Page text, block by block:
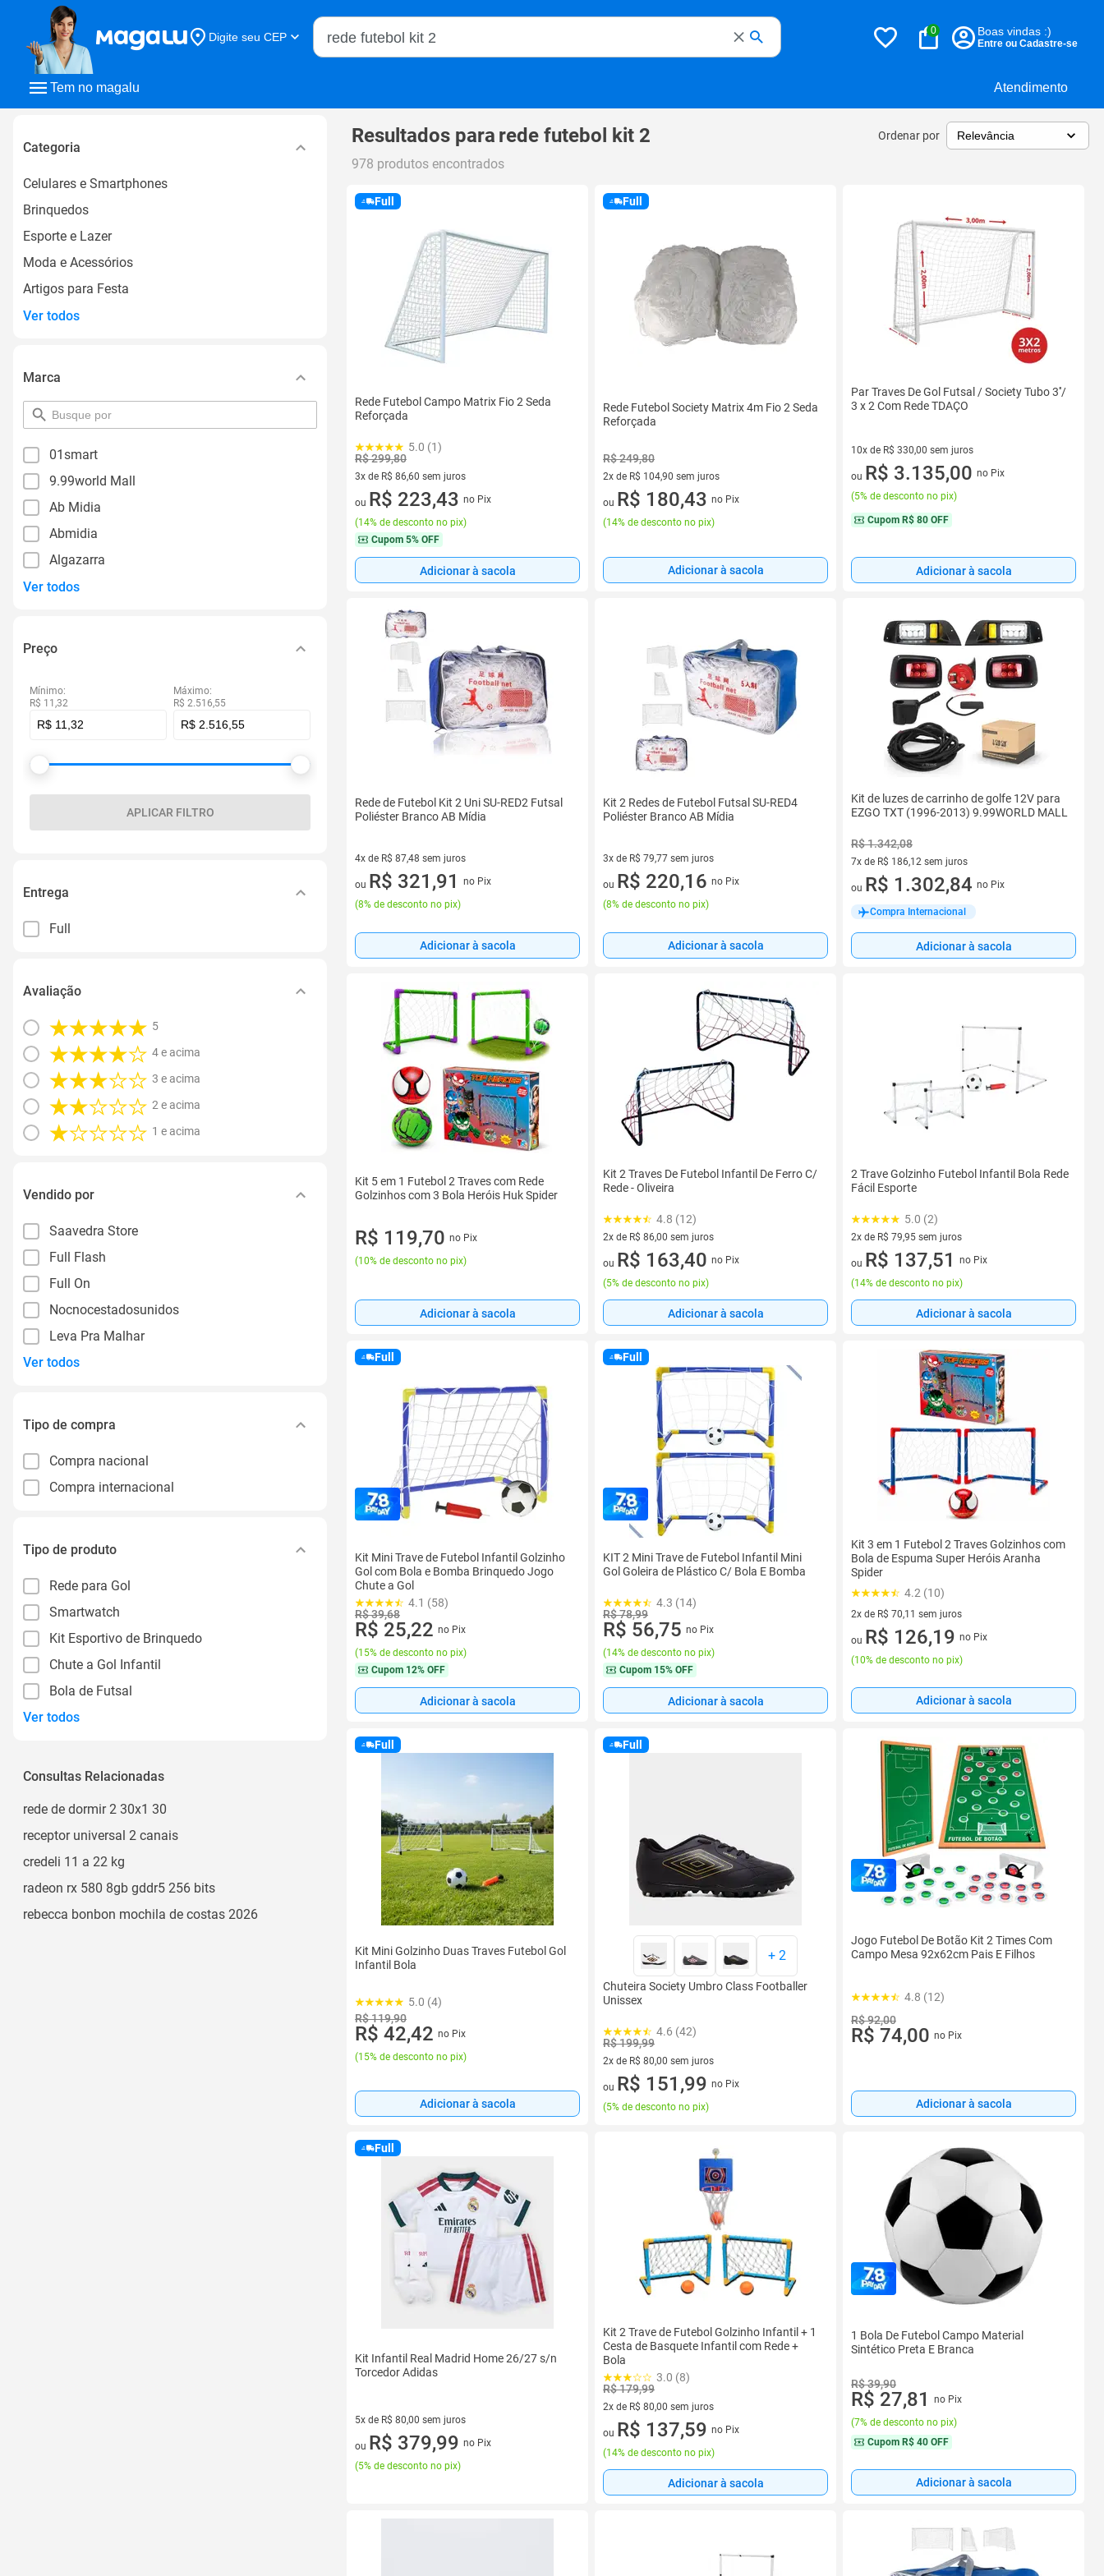
Tem no magalu Atendimento
Digite seu CEP
Buscar no Magalu
0 Boas vindas :)
Entre ou Cadastre-se
Categoria
Celulares e Smartphones
Brinquedos
Esporte e Lazer
Moda e Acessórios
Artigos para Festa
Ver todos
Marca
pesquisar
por
01smart
9.99world Mall
Ab Midia
Abmidia
Algazarra
Ver todos
Preço
Mínimo:
R$ 11,32
Máximo:
R$ 2.516,55
APLICAR FILTRO
Entrega
Full
Avaliação
5
4 e acima
3 e acima
2 e acima
1 e acima
Vendido por
Saavedra Store
Full Flash
Full On
Nocnocestadosunidos
Leva Pra Malhar
Ver todos
Tipo de compra
Compra nacional
Compra internacional
Tipo de produto
Rede para Gol
Smartwatch
Kit Esportivo de Brinquedo
Chute a Gol Infantil
Bola de Futsal
Ver todos
Consultas Relacionadas
rede de dormir 2 30x1 30
receptor universal 2 canais
credeli 11 a 22 kg
radeon rx 580 8gb gddr5 256 bits
rebecca bonbon mochila de costas 2026
Resultados para rede futebol kit 2 Ordenar por
978 produtos encontrados
Full
Rede Futebol Campo Matrix Fio 2 Seda
Reforçada
5.0 (1)
R$ 299,80
3x de R$ 86,60 sem juros
3 vez de R$ 86,60 sem juros
ou R$ 223,43 no Pix
(14% de desconto no pix)
Cupom 5% OFF
Adicionar à sacola
Full
Rede Futebol Society Matrix 4m Fio 2 Seda
Reforçada
R$ 249,80
2x de R$ 104,90 sem juros
2 vez de R$ 104,90 sem juros
ou R$ 180,43 no Pix
(14% de desconto no pix)
Adicionar à sacola
Par Traves De Gol Futsal / Society Tubo 3''/
3 x 2 Com Rede TDAÇO
10x de R$ 330,00 sem juros
10 vez de R$ 330,00 sem juros
ou R$ 3.135,00 no Pix
(5% de desconto no pix)
Cupom R$ 80 OFF
Adicionar à sacola
Rede de Futebol Kit 2 Uni SU-RED2 Futsal
Poliéster Branco AB Mídia
4x de R$ 87,48 sem juros
4 vez de R$ 87,48 sem juros
ou R$ 321,91
no Pix
(8% de desconto no pix)
Adicionar à sacola
Kit 2 Redes de Futebol Futsal SU-RED4
Poliéster Branco AB Mídia
3x de R$ 79,77 sem juros
3 vez de R$ 79,77 sem juros
ou R$ 220,16 no Pix
(8% de desconto no pix)
Adicionar à sacola
Kit de luzes de carrinho de golfe 12V para
EZGO TXT (1996-2013) 9.99WORLD MALL
R$ 1.342,08
7x de R$ 186,12 sem juros
7 vez de R$ 186,12 sem juros
ou R$ 1.302,84 no Pix
Compra Internacional
Adicionar à sacola
Kit 5 em 1 Futebol 2 Traves com Rede
Golzinhos com 3 Bola Heróis Huk Spider
R$ 119,70 no Pix
(10% de desconto no pix)
Adicionar à sacola
Kit 2 Traves De Futebol Infantil De Ferro C/
Rede - Oliveira
4.8 (12)
2x de R$ 86,00 sem juros
2 vez de R$ 86,00 sem juros
ou R$ 163,40 no Pix
(5% de desconto no pix)
Adicionar à sacola
2 Trave Golzinho Futebol Infantil Bola Rede
Fácil Esporte
5.0 (2)
2x de R$ 79,95 sem juros
2 vez de R$ 79,95 sem juros
ou R$ 137,51
no Pix
(14% de desconto no pix)
Adicionar à sacola
Full
Kit Mini Trave de Futebol Infantil Golzinho
Gol com Bola e Bomba Brinquedo Jogo
Chute a Gol
4.1 (58)
R$ 39,68
R$ 25,22 no Pix
(15% de desconto no pix)
Cupom 12% OFF
Adicionar à sacola
Full
KIT 2 Mini Trave de Futebol Infantil Mini
Gol Goleira de Plástico C/ Bola E Bomba
4.3 (14)
R$ 78,99
R$ 56,75 no Pix
(14% de desconto no pix)
Cupom 15% OFF
Adicionar à sacola
Kit 3 em 1 Futebol 2 Traves Golzinhos com
Bola de Espuma Super Heróis Aranha
Spider
4.2 (10)
2x de R$ 70,11 sem juros
2 vez de R$ 70,11 sem juros
ou R$ 126,19 no Pix
(10% de desconto no pix)
Adicionar à sacola
Full
Kit Mini Golzinho Duas Traves Futebol Gol
Infantil Bola
5.0 (4)
R$ 119,90
R$ 42,42 no Pix
(15% de desconto no pix)
Adicionar à sacola
Full
+ 2
Chuteira Society Umbro Class Footballer
Unissex
4.6 (42)
R$ 199,99
2x de R$ 80,00 sem juros
2 vez de R$ 80,00 sem juros
ou R$ 151,99 no Pix
(5% de desconto no pix)
Jogo Futebol De Botão Kit 2 Times Com
Campo Mesa 92x62cm Pais E Filhos
4.8 (12)
R$ 92,00
R$ 74,00 no Pix
Adicionar à sacola
Full
Kit Infantil Real Madrid Home 26/27 s/n
Torcedor Adidas
5x de R$ 80,00 sem juros
5 vez de R$ 80,00 sem juros
ou R$ 379,99 no Pix
(5% de desconto no pix)
Kit 2 Trave de Futebol Golzinho Infantil + 1
Cesta de Basquete Infantil com Rede +
Bola
3.0 (8)
R$ 179,99
2x de R$ 80,00 sem juros
2 vez de R$ 80,00 sem juros
ou R$ 137,59 no Pix
(14% de desconto no pix)
Adicionar à sacola
1 Bola De Futebol Campo Material
Sintético Preta E Branca
R$ 39,90
R$ 27,81
no Pix
(7% de desconto no pix)
Cupom R$ 40 OFF
Adicionar à sacola